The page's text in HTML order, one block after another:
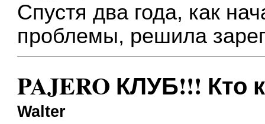
Спустя два года, как
проблемы, решила
PAJERO КЛУБ!!! Кто
Walter